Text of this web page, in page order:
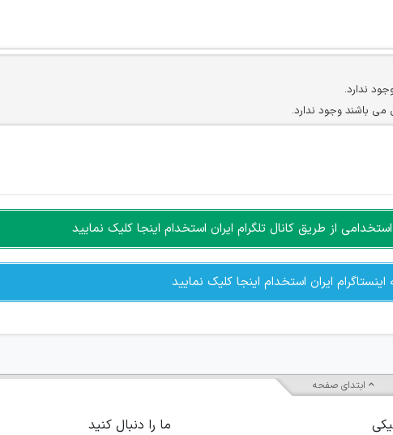
ندارد.
سایت وجود ندارد.
از طریق کانال تلگرام ایران استخدام اینجا کلیک نمایید
ایران استخدام اینجا کلیک نمایید
ابتدای صفحه
ما را دنبال کنید